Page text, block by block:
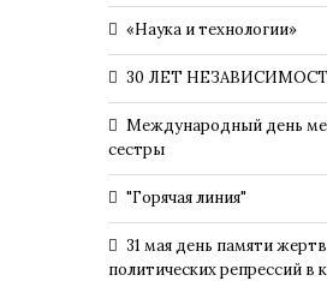
«Наука и технологии»
30 ЛЕТ
Международный день
сестры
"Горячая линия"
31 мая день памяти жертв
политических репрессий в